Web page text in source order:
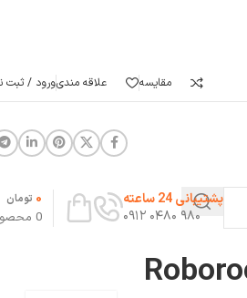
مقایسه علاقه مندیورود / ثبت
پشتیبانی 24 ساعته
۹۸۰ ۰۴۸۰ ۰۹۱۲
0
0 تومان